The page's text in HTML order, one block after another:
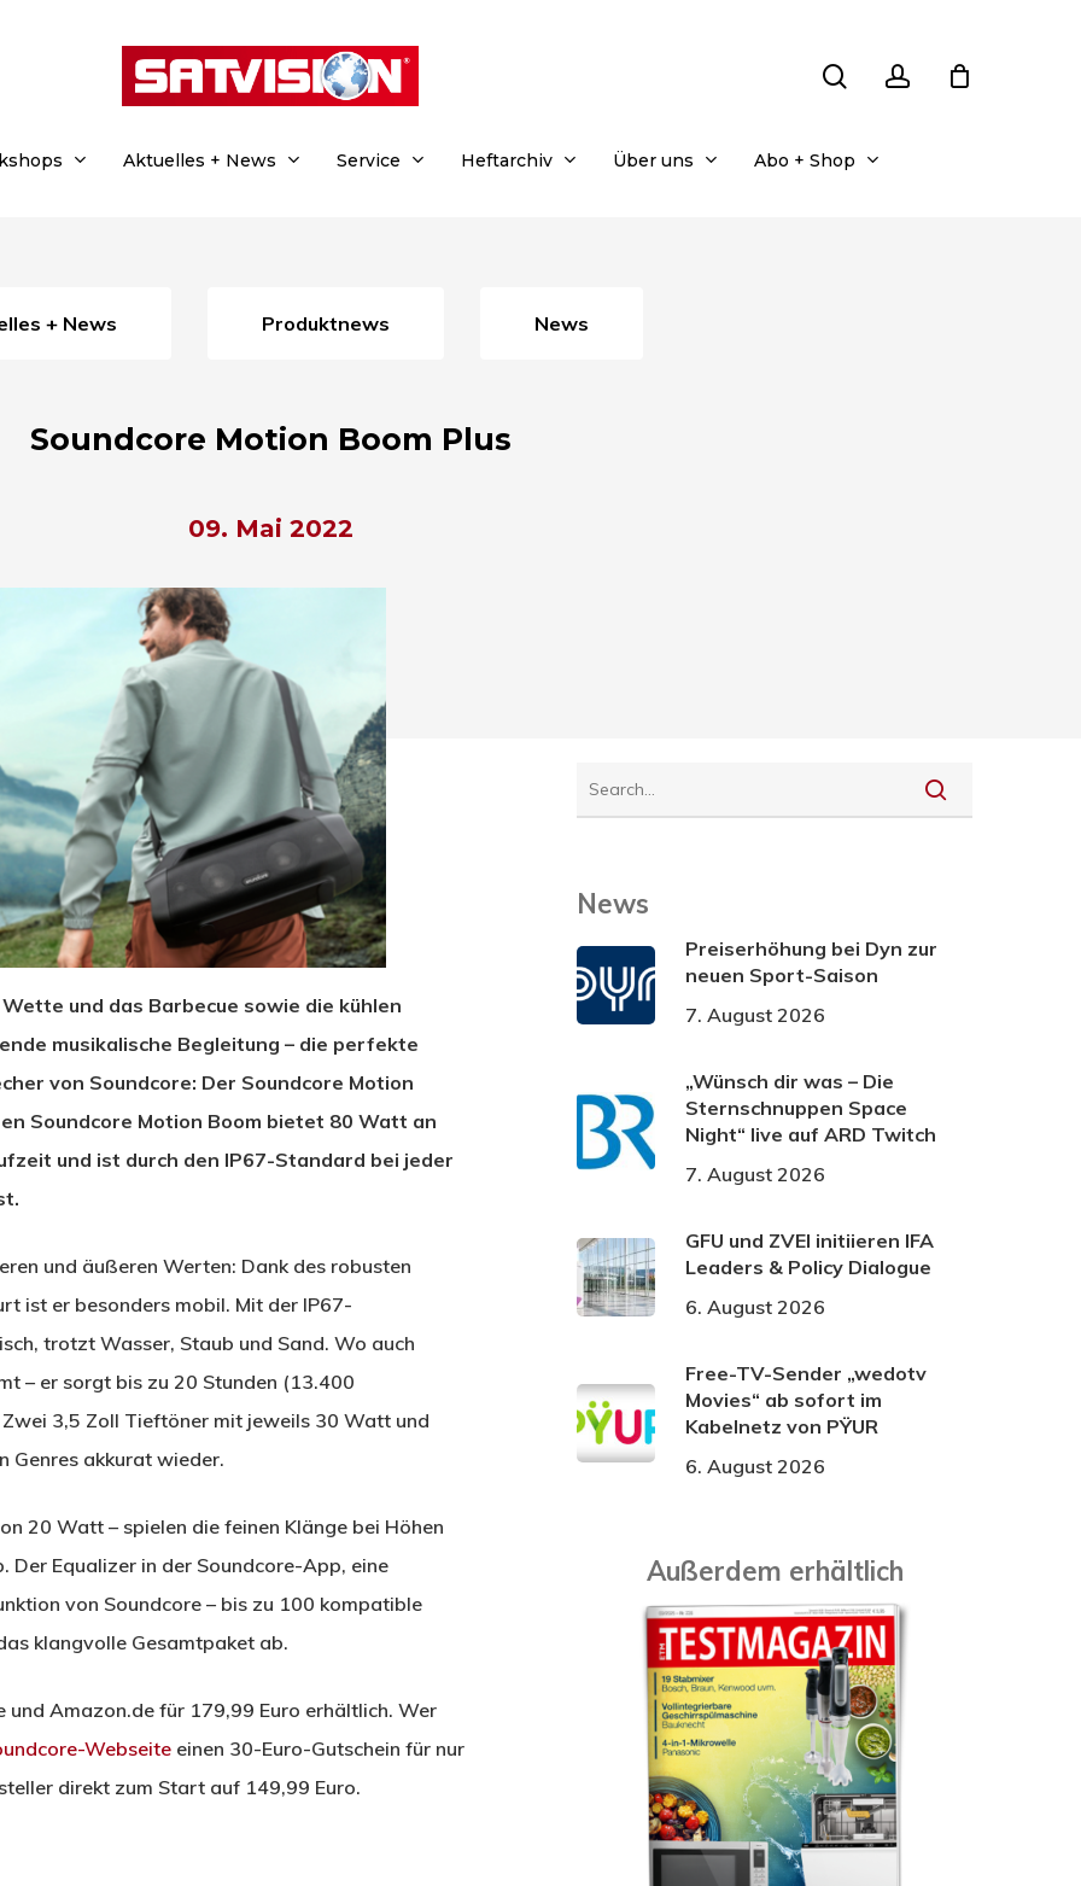
Aktuelles + News Service Heftarchiv Über uns Abo + Shop
+ News Produktnews News
Soundcore Motion Boom Plus
09. Mai 2022
und das Barbecue sowie die kühlen
musikalische Begleitung – die perfekte
von Soundcore: Der Soundcore Motion
Soundcore Motion Boom bietet 80 Watt an
und ist durch den IP67-Standard bei jeder
und äußeren Werten: Dank des robusten
ist er besonders mobil. Mit der IP67-
trotzt Wasser, Staub und Sand. Wo auch
– er sorgt bis zu 20 Stunden (13.400
3,5 Zoll Tieftöner mit jeweils 30 Watt und
Genres akkurat wieder.
20 Watt – spielen die feinen Klänge bei Höhen
Der Equalizer in der Soundcore-App, eine
von Soundcore – bis zu 100 kompatible
klangvolle Gesamtpaket ab.
Amazon.de für 179,99 Euro erhältlich. Wer
Webseite einen 30-Euro-Gutschein für nur
direkt zum Start auf 149,99 Euro.
News
Preiserhöhung bei Dyn zur
neuen Sport-Saison
7. August 2026
„Wünsch dir was – Die
Sternschnuppen Space
Night“ live auf ARD Twitch
7. August 2026
GFU und ZVEI initiieren IFA
Leaders & Policy Dialogue
6. August 2026
Free-TV-Sender „wedotv
Movies“ ab sofort im
Kabelnetz von PŸUR
6. August 2026
Außerdem erhältlich